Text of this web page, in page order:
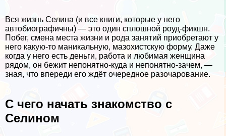
Вся жизнь Селина (и все книги, которые у него
автобиографичны) — это один сплошной роуд-фикшн.
Побег, смена места жизни и рода занятий приобретают у
него какую-то маникальную, мaзoхистскую форму. Даже
когда у него есть деньги, работа и любимая женщина
рядом, он бежит непонятно-куда и непонятно-зачем, —
зная, что впереди его ждёт очередное разочарование.
С чего начать знакомство с
Селином